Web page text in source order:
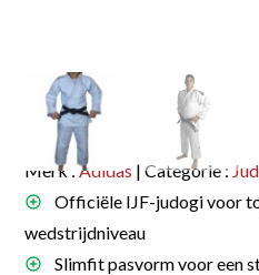
Merk :Adidas | Categorie :
Officiële IJF-judogi voor
wedstrijdniveau
Slimfit pasvorm voor een